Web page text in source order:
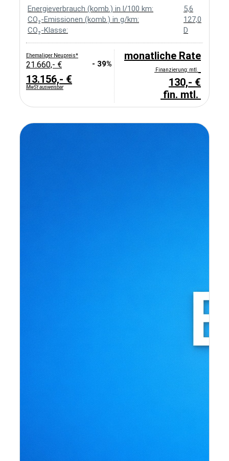
Energieverbrauch (komb.) in l/100 km:
5,6
CO₂-Emissionen (komb.) in g/km:
127,0
CO₂-Klasse:
D
Ehemaliger Neupreis*
21.660,- € - 39%
13.156,- €
MwSt ausweisbar
monatliche Rate
Finanzierung: mtl.
130,- €
fin. mtl.